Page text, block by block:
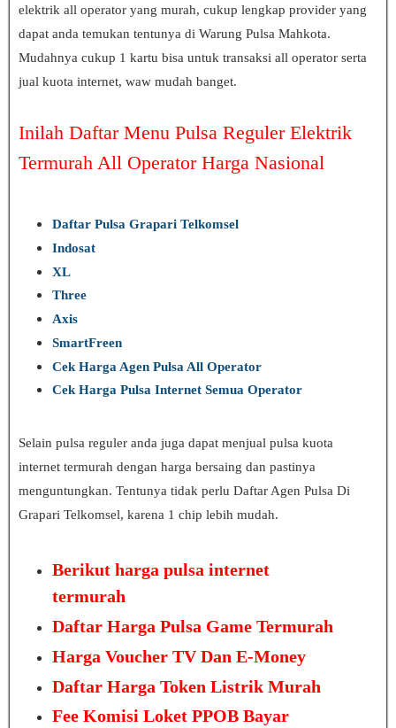
elektrik all operator yang murah, cukup lengkap provider yang
dapat anda temukan tentunya di Warung Pulsa Mahkota.
Mudahnya cukup 1 kartu bisa untuk transaksi all operator serta
jual kuota internet, waw mudah banget.
Inilah Daftar Menu Pulsa Reguler Elektrik
Termurah All Operator Harga Nasional
Daftar Pulsa Grapari Telkomsel
Indosat
XL
Three
Axis
SmartFreen
Cek Harga Agen Pulsa All Operator
Cek Harga Pulsa Internet Semua Operator
Selain pulsa reguler anda juga dapat menjual pulsa kuota
internet termurah dengan harga bersaing dan pastinya
menguntungkan. Tentunya tidak perlu Daftar Agen Pulsa Di
Grapari Telkomsel, karena 1 chip lebih mudah.
Berikut harga pulsa internet
termurah
Daftar Harga Pulsa Game Termurah
Harga Voucher TV Dan E-Money
Daftar Harga Token Listrik Murah
Fee Komisi Loket PPOB Bayar